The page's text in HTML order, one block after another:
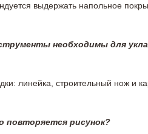
выдержать напольное
необходимы для
линейка, строительный нож и
повторяется рисунок?